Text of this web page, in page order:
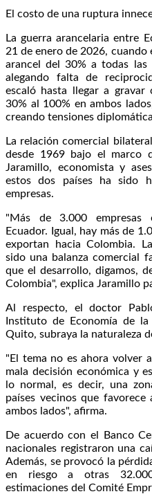
El costo de una ruptura
La guerra arancelaria entre
21 de enero de 2026,
arancel del 30% a todas las
alegando falta de
escaló hasta llegar a gravar
30% al 100% en ambos
creando tensiones
La relación comercial
desde 1969 bajo el marco
Jaramillo, economista y
estos dos países ha sido
empresas.
"Más de 3.000 empresas
Ecuador. Igual, hay más de
exportan hacia Colombia.
sido una balanza comercial
que el desarrollo, digamos,
Colombia", explica Jaramillo
Al respecto, el doctor
Instituto de Economía de
Quito, subraya la naturaleza
"El tema no es ahora volver
mala decisión económica y
lo normal, es decir, una
países vecinos que
ambos lados", afirma.
De acuerdo con el Banco
nacionales registraron una
Además, se provocó la
en riesgo a otras
estimaciones del Comité